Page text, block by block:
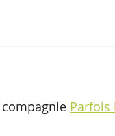
Parfois